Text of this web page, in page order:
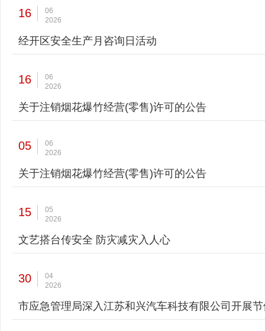
16
06
2026
经开区安全生产月咨询日活动
16
06
2026
关于注销烟花爆竹经营(零售)许可的公告
05
06
2026
关于注销烟花爆竹经营(零售)许可的公告
15
05
2026
文艺搭台传安全 防灾减灾入人心
30
04
2026
市应急管理局深入江苏和兴汽车科技有限公司开展